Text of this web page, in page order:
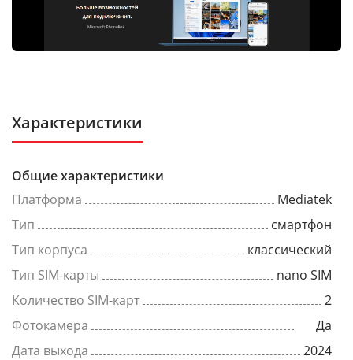
Характеристики
Общие характеристики
Платформа
Mediatek
Тип
смартфон
Тип корпуса
классический
Тип SIM-карты
nano SIM
Количество SIM-карт
2
Фотокамера
Да
Дата выхода
2024